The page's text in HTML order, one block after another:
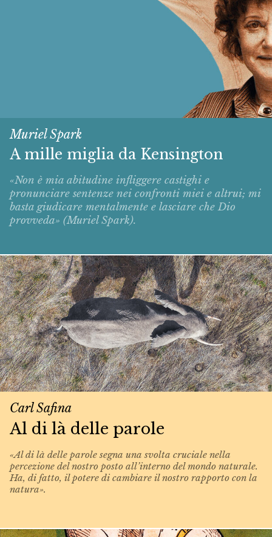
Muriel Spark
A mille miglia da Kensington
«Non è mia abitudine infliggere castighi e
pronunciare sentenze nei confronti miei e altrui; mi
basta giudicare mentalmente e lasciare che Dio
provveda» (Muriel Spark).
Carl Safina
Al di là delle parole
«Al di là delle parole segna una svolta cruciale nella
percezione del nostro posto all’interno del mondo naturale.
Ha, di fatto, il potere di cambiare il nostro rapporto con la
natura».